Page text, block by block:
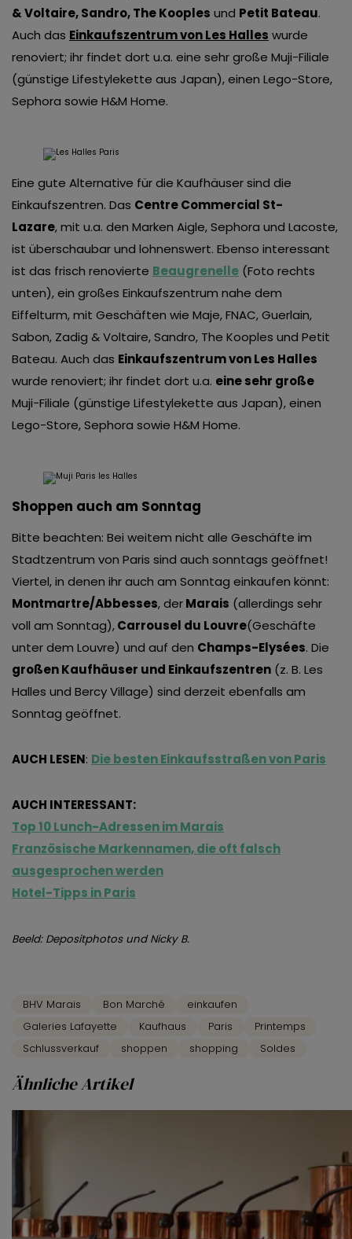
& Voltaire, Sandro, The Kooples und Petit Bateau.
Auch das Einkaufszentrum von Les Halles wurde
renoviert; ihr findet dort u.a. eine sehr große Muji-Filiale
(günstige Lifestylekette aus Japan), einen Lego-Store,
Sephora sowie H&M Home.
Eine gute Alternative für die Kaufhäuser sind die
Einkaufszentren. Das Centre Commercial St-
Lazare, mit u.a. den Marken Aigle, Sephora und Lacoste,
ist überschaubar und lohnenswert. Ebenso interessant
ist das frisch renovierte Beaugrenelle (Foto rechts
unten), ein großes Einkaufszentrum nahe dem
Eiffelturm, mit Geschäften wie Maje, FNAC, Guerlain,
Sabon, Zadig & Voltaire, Sandro, The Kooples und Petit
Bateau. Auch das Einkaufszentrum von Les Halles
wurde renoviert; ihr findet dort u.a. eine sehr große
Muji-Filiale (günstige Lifestylekette aus Japan), einen
Lego-Store, Sephora sowie H&M Home.
Shoppen auch am Sonntag
Bitte beachten: Bei weitem nicht alle Geschäfte im
Stadtzentrum von Paris sind auch sonntags geöffnet!
Viertel, in denen ihr auch am Sonntag einkaufen könnt:
Montmartre/Abbesses, derMarais (allerdings sehr
voll am Sonntag),Carrousel du Louvre(Geschäfte
unter dem Louvre) und auf den Champs-Elysées. Die
großen Kaufhäuser und Einkaufszentren (z. B. Les
Halles und Bercy Village) sind derzeit ebenfalls am
Sonntag geöffnet.
AUCH LESEN: Die besten Einkaufsstraßen von Paris
AUCH INTERESSANT:
Top 10 Lunch-Adressen im Marais
Französische Markennamen, die oft falsch
ausgesprochen werden
Hotel-Tipps in Paris
Beeld: Depositphotos und Nicky B.
BHV Marais Bon Marché
einkaufen
Galeries Lafayette
Kaufhaus Paris
Printemps
Schlussverkauf
shoppen shopping Soldes
Ähnliche Artikel